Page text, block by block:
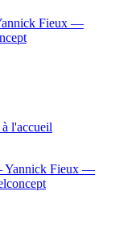
l'accueil